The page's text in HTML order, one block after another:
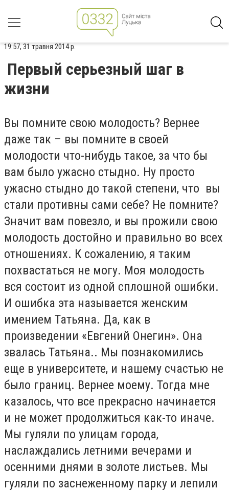
19:57, 31 травня 2014 р.
Первый серьезный шаг в
жизни
Вы помните свою молодость? Вернее
даже так – вы помните в своей
молодости что-нибудь такое, за что бы
вам было ужасно стыдно. Ну просто
ужасно стыдно до такой степени, что вы
стали противны сами себе? Не помните?
Значит вам повезло, и вы прожили свою
молодость достойно и правильно во всех
отношениях. К сожалению, я таким
похвастаться не могу. Моя молодость
вся состоит из одной сплошной ошибки.
И ошибка эта называется женским
имением Татьяна. Да, как в
произведении «Евгений Онегин». Она
звалась Татьяна.. Мы познакомились
еще в университете, и нашему счастью не
было границ. Вернее моему. Тогда мне
казалось, что все прекрасно начинается
и не может продолжиться как-то иначе.
Мы гуляли по улицам города,
наслаждались летними вечерами и
осенними днями в золоте листьев. Мы
гуляли по заснеженному парку и лепили